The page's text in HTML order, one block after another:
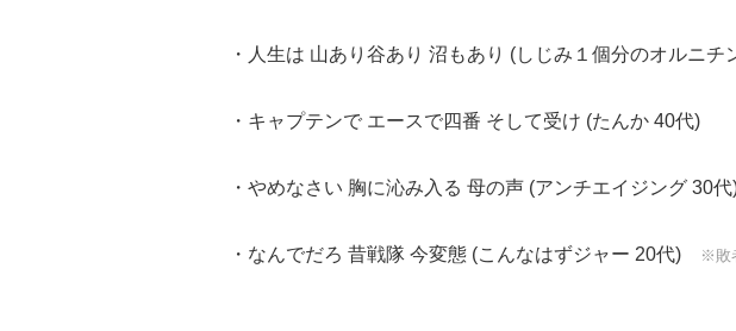
・人生は 山あり谷あり 沼もあり (しじみ１個分のオルニチ
・キャプテンで エースで四番 そして受け (たんか 40代)
・やめなさい 胸に沁み入る 母の声 (アンチエイジング 30代
・なんでだろ 昔戦隊 今変態 (こんなはずジャー 20代) ※敗